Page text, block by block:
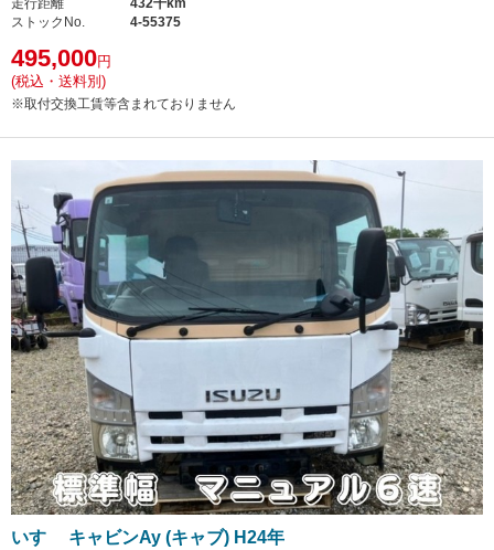
走行距離
432千km
ストックNo.
4-55375
495,000円
(税込・送料別)
※取付交換工賃等含まれておりません
いすゞ キャビンAy (キャブ) H24年